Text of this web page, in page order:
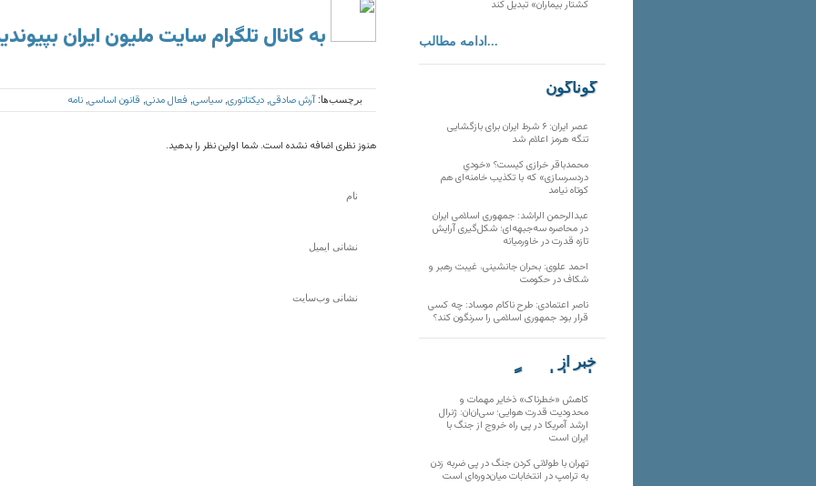
به کانال تلگرام سایت ملیون ایران
برچسب‌ها:آرش صادقی دیکتاتوری سیاسی فعال مدنی قانون اساسی نامه
هنوز نظری اضافه نشده است. شما اولین نظر را بدهید.
کشتار بیماران» تبدیل کند
ادامه مطالب...
گوناگون
عصر ایران: ۶ شرط ایران برای بازگشایی
تنگه هرمز اعلام شد
محمدباقر خرازی کیست؟ «خودیِ
دردسرسازی» که با تکذیب خامنه‌ای هم
کوتاه نیامد
عبدالرحمن الراشد: جمهوری اسلامی ایران
در محاصره سه‌جبهه‌ای؛ شکل‌گیری آرایش
تازه قدرت در خاورمیانه
احمد علوی: بحران جانشینی، غیبت رهبر و
شکاف در حکومت
ناصر اعتمادی: طرح ناکام موساد: چه کسی
قرار بود جمهوری اسلامی را سرنگون کند؟
خبر از
تارنماهای دیگر
کاهش «خطرناک» ذخایر مهمات و
محدودیت قدرت هوایی؛ سی‌ان‌ان: ژنرال
ارشد آمریکا در پی راه خروج از جنگ با
ایران است
تهران با طولانی کردن جنگ در پی ضربه زدن
به ترامپ در انتخابات میان‌دوره‌ای است